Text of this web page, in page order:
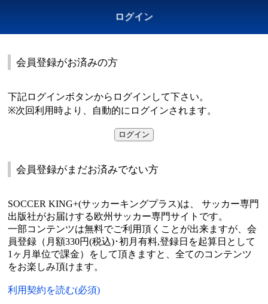
ログイン
会員登録がお済みの方
下記ログインボタンからログインして下さい。
※次回利用時より、自動的にログインされます。
会員登録がまだお済みでない方
SOCCER KING+(サッカーキングプラス)は、 サッカー専門
出版社がお届けする欧州サッカー専門サイトです。
一部コンテンツは無料でご利用頂くことが出来ますが、会
員登録（月額330円(税込)･初月有料,登録日を起算日として
1ヶ月単位で課金）をして頂きますと、全てのコンテンツ
をお楽しみ頂けます。
利用契約を読む(必須)